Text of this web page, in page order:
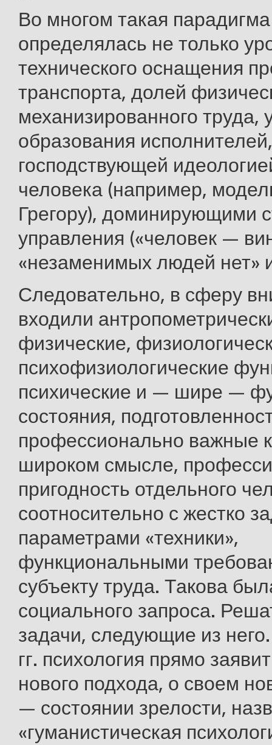
Во многом такая
определялась не только
технического оснащения
транспорта, долей
механизированного труда,
образования
господствующей
человека (например,
Грегору), доминирующими
управления («человек —
«незаменимых людей нет»
Следовательно, в сферу
входили
физические,
психофизиологические
психические и — шире —
состояния,
профессионально важные
широком смысле,
пригодность отдельного
соотносительно с жестко
параметрами «техники»,
функциональными
субъекту труда. Такова
социального запроса.
задачи, следующие из
гг. психология прямо
нового подхода, о своем
— состоянии зрелости,
«гуманистическая